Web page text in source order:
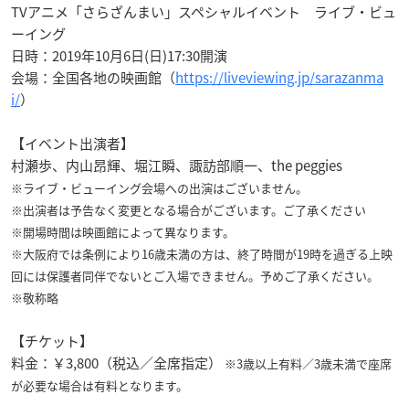
TVアニメ「さらざんまい」スペシャルイベント ライブ・ビュ
ーイング
日時：2019年10月6日(日)17:30開演
会場：全国各地の映画館（https://liveviewing.jp/sarazanma
i/）
【イベント出演者】
村瀬歩、内山昂輝、堀江瞬、諏訪部順一、the peggies
※ライブ・ビューイング会場への出演はございません。
※出演者は予告なく変更となる場合がございます。ご了承ください
※開場時間は映画館によって異なります。
※大阪府では条例により16歳未満の方は、終了時間が19時を過ぎる上映
回には保護者同伴でないとご入場できません。 予めご了承ください。
※敬称略
【チケット】
料金：￥3,800（税込／全席指定）
※3歳以上有料／3歳未満で座席
が必要な場合は有料となります。